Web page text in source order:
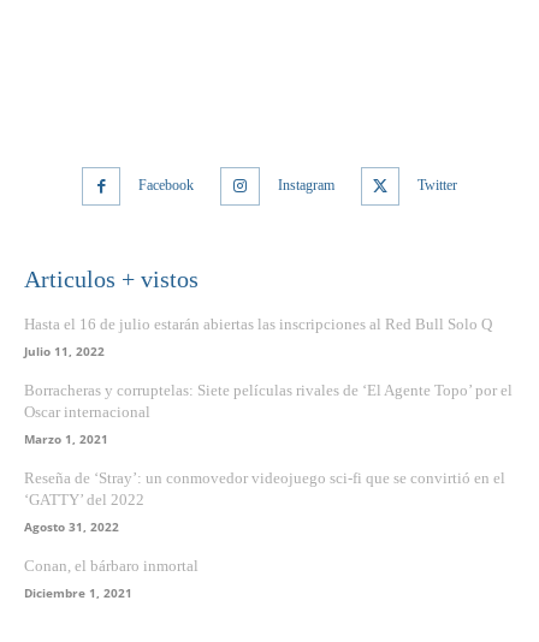
Facebook Instagram Twitter
Articulos + vistos
Hasta el 16 de julio estarán abiertas las inscripciones al Red Bull Solo Q
Julio 11, 2022
Borracheras y corruptelas: Siete películas rivales de ‘El Agente Topo’ por el
Oscar internacional
Marzo 1, 2021
Reseña de ‘Stray’: un conmovedor videojuego sci-fi que se convirtió en el
‘GATTY’ del 2022
Agosto 31, 2022
Conan, el bárbaro inmortal
Diciembre 1, 2021